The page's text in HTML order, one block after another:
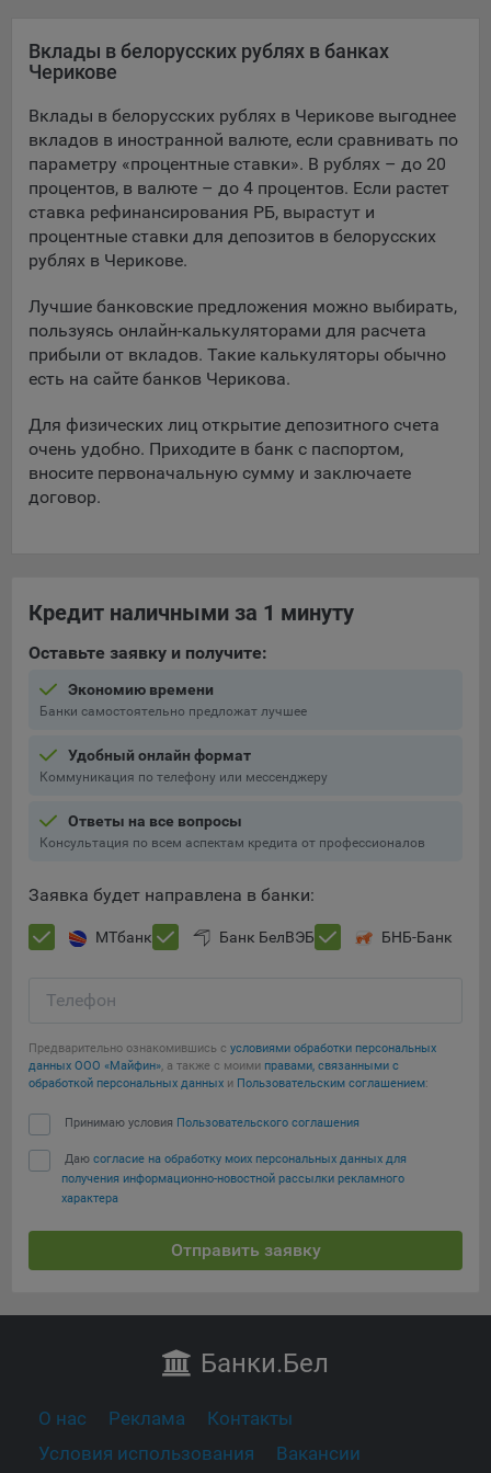
сервис показа контекстной рекламы. Адрес: Yandex
Europe AG, Werftestrasse 4, CH-6005 Luzern, Switzerland.
предоставляемый компанией Google Ireland Ltd, Gordon
House Barrow Street Dublin 4, D04E5W5 Ireland.
Сохранить мои изменения
Сохранить по умолчанию
Вклады в белорусских рублях в банках
Черикове
Вклады в белорусских рублях в Черикове выгоднее
вкладов в иностранной валюте, если сравнивать по
параметру «процентные ставки». В рублях – до 20
процентов, в валюте – до 4 процентов. Если растет
ставка рефинансирования РБ, вырастут и
процентные ставки для депозитов в белорусских
рублях в Черикове.
Лучшие банковские предложения можно выбирать,
пользуясь онлайн-калькуляторами для расчета
прибыли от вкладов. Такие калькуляторы обычно
есть на сайте банков Черикова.
Для физических лиц открытие депозитного счета
очень удобно. Приходите в банк с паспортом,
вносите первоначальную сумму и заключаете
договор.
Кредит наличными за 1 минуту
Оставьте заявку и получите:
Экономию времени
Банки самостоятельно предложат лучшее
Удобный онлайн формат
Коммуникация по телефону или мессенджеру
Ответы на все вопросы
Консультация по всем аспектам кредита от профессионалов
Заявка будет направлена в банки:
МТбанк Банк БелВЭБ БНБ-Банк
Телефон
Предварительно ознакомившись с условиями обработки персональных
данных ООО «Майфин», а также с моими правами, связанными с
обработкой персональных данных и Пользовательским соглашением:
Принимаю условия Пользовательского соглашения
Даю согласие на обработку моих персональных данных для
получения информационно-новостной рассылки рекламного
характера
Отправить заявку
Банки.Бел
О нас Реклама
Контакты
Условия использования
Вакансии